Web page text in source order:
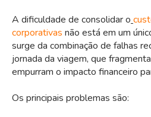
A dificuldade de consolidar o
corporativas não está em um
surge da combinação de falhas
jornada da viagem, que
empurram o impacto financeiro
Os principais problemas são: